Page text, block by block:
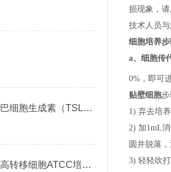
人胸腺基质淋巴细胞生成素（TSLP）ELISA检测试剂盒説明书
小鼠黑色素瘤高转移细胞ATCC培养与保存
损现象，
技术人员
细胞培养
a、 细胞传
0%，即可
贴壁细胞
1) 弃去培
2) 加1mL
圆并脱落
3) 轻轻吹